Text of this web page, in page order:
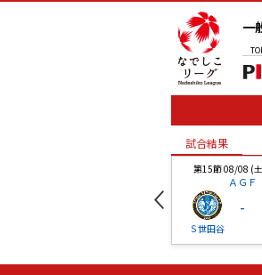
一
試合結果
第15節 08/08 (
ＡＧＦ
Ｓ世田谷
-